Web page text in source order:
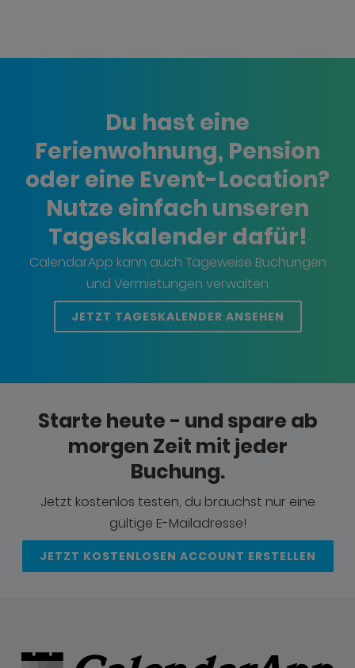
Du hast eine
Ferienwohnung, Pension
oder eine Event-Location?
Nutze einfach unseren
Tageskalender dafür!
CalendarApp kann auch Tageweise Buchungen
und Vermietungen verwalten
JETZT TAGESKALENDER ANSEHEN
Starte heute - und spare ab
morgen Zeit mit jeder
Buchung.
Jetzt kostenlos testen, du brauchst nur eine
gültige E-Mailadresse!
JETZT KOSTENLOSEN ACCOUNT ERSTELLEN